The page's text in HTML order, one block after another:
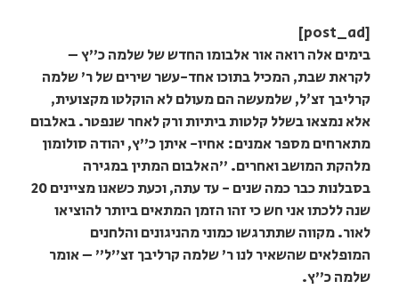
[post_ad]
בימים אלה רואה אור אלבומו החדש של שלמה כ"ץ –
לקראת שבת, המכיל בתוכו אחד-עשר שירים של ר' שלמה
קרליבך זצ׳ל, שלמעשה הם מעולם לא הוקלטו מקצועית,
אלא נמצאו בשלל קלטות ביתיות ורק לאחר שנפטר. באלבום
מתארחים מספר אמנים: אחיו- איתן כ"ץ, יהודה סולומון
מלהקת המושב ואחרים. "האלבום המתין במגירה
בסבלנות כבר כמה שנים - עד עתה, וכעת כשאנו מציינים 20
שנה ללכתו​ אני חש כי זהו הזמן המתאים ביותר להוציאו
לאור. מקווה שתתרגשו כמוני מהניגונים והלחנים
המופלאים שהשאיר לנו ר' שלמה קרליבך זצ"ל​" – אומר
שלמה כ"ץ.